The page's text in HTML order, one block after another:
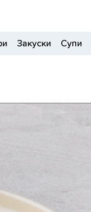
Закуски Супи